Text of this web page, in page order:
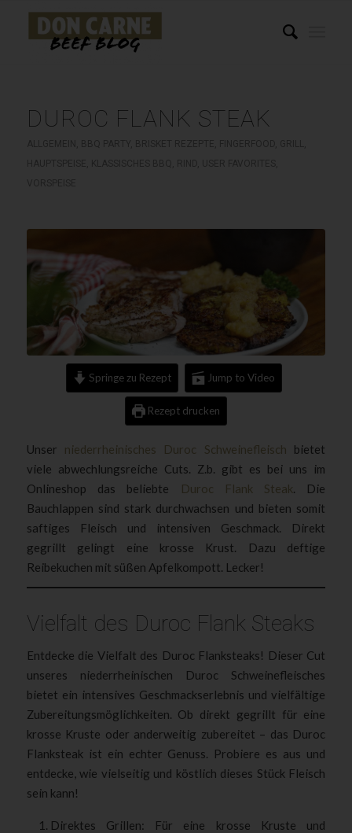
DUROC FLANK STEAK
Springe zu Rezept Jump to Video
Rezept drucken
Unser niederrheinisches Duroc Schweinefleisch bietet
viele abwechlungsreiche Cuts. Z.b. gibt es bei uns im
Onlineshop das beliebte
Duroc Flank Steak. Die
Bauchlappen sind stark durchwachsen und bieten somit
saftiges Fleisch und intensiven Geschmack. Direkt
gegrillt gelingt eine krosse Krust. Dazu deftige
Reibekuchen mit süßen Apfelkompott. Lecker!
Vielfalt des Duroc Flank Steaks
Entdecke die Vielfalt des Duroc Flanksteaks! Dieser Cut
unseres niederrheinischen Duroc Schweinefleisches
bietet ein intensives Geschmackserlebnis und vielfältige
Zubereitungsmöglichkeiten. Ob direkt gegrillt für eine
krosse Kruste oder anderweitig zubereitet – das Duroc
Flanksteak ist ein echter Genuss. Probiere es aus und
entdecke, wie vielseitig und köstlich dieses Stück Fleisch
sein kann!
Direktes Grillen: Für eine krosse Kruste und